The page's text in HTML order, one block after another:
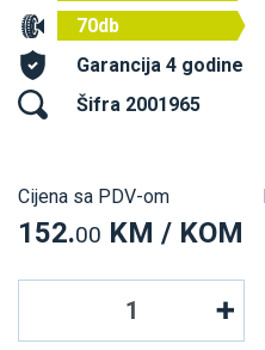
70db
Garancija 4 godine
Šifra 2001965
Cijena sa PDV-om
152.00 KM / KOM